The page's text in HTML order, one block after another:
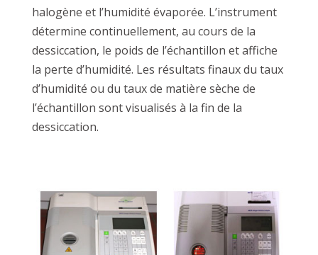
halogène et l’humidité évaporée. L’instrument
détermine continuellement, au cours de la
dessiccation, le poids de l’échantillon et affiche
la perte d’humidité. Les résultats finaux du taux
d’humidité ou du taux de matière sèche de
l’échantillon sont visualisés à la fin de la
dessiccation.